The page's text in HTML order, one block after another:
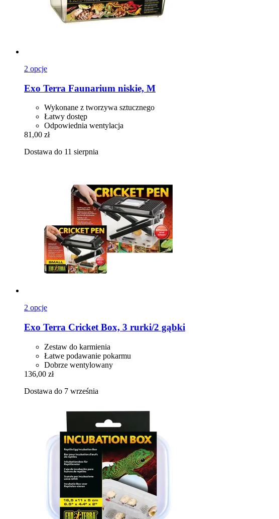
2 opcje
Exo Terra Faunarium niskie, M
Wykonane z tworzywa sztucznego
Łatwy dostęp
Odpowiednia wentylacja
81,00 zł
Dostawa do 11 sierpnia
2 opcje
Exo Terra Cricket Box, 3 rurki/2 gąbki
Zestaw do karmienia
Łatwe podawanie pokarmu
Dobrze wentylowany
136,00 zł
Dostawa do 7 września